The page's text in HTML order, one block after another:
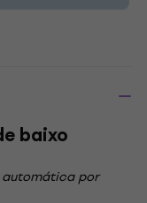
baixo
por